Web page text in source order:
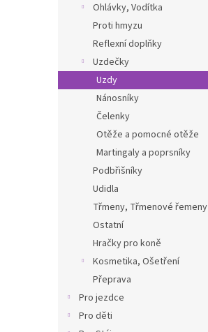
Ohlávky, Vodítka
Proti hmyzu
Reflexní doplňky
Uzdečky
Uzdy
Nánosníky
Čelenky
Otěže a pomocné otěže
Martingaly a poprsníky
Podbřišníky
Udidla
Třmeny, Třmenové řemeny
Ostatní
Hračky pro koně
Kosmetika, Ošetření
Přeprava
Pro jezdce
Pro děti